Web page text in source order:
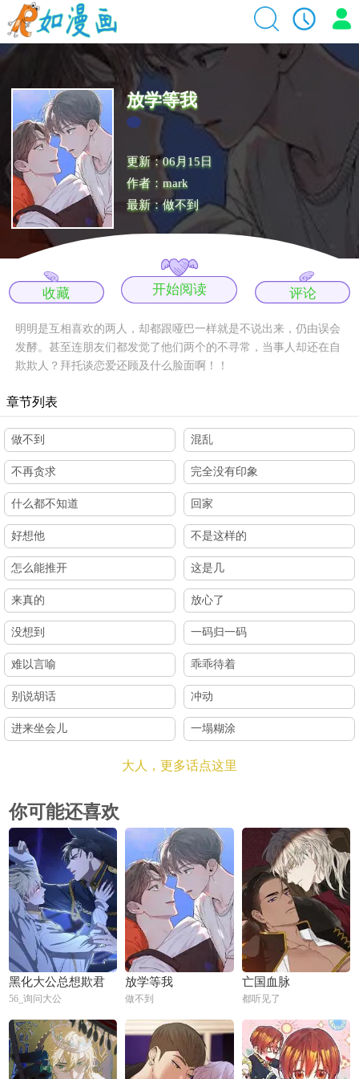
放学等我
更新：06月15日
作者：mark
最新：做不到
收藏 开始阅读 评论
明明是互相喜欢的两人，却都跟哑巴一样就是不说出来，仍由误会
发酵。甚至连朋友们都发觉了他们两个的不寻常，当事人却还在自
欺欺人？拜托谈恋爱还顾及什么脸面啊！！
章节列表
做不到 混乱
不再贪求 完全没有印象
什么都不知道 回家
好想他 不是这样的
怎么能推开 这是几
来真的 放心了
没想到 一码归一码
难以言喻 乖乖待着
别说胡话 冲动
进来坐会儿 一塌糊涂
大人，更多话点这里
你可能还喜欢
黑化大公总想欺君
56_询问大公
放学等我
做不到
亡国血脉
都听见了